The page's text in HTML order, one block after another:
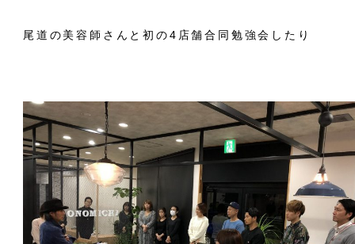
尾道の美容師さんと初の4店舗合同勉強会したり